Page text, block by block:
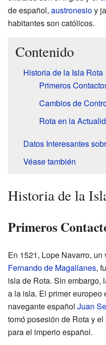
de español, austronesioy
habitantes son católicos.
Contenido
Historia de la Isla Rota
Primeros
Cambios de
Rota en la
Datos Interesantes
Véase también
Historia de la
Primeros
En 1521, Lope Navarro,
Fernando de Magallanes,
isla de Rota. Sin embargo,
a la isla. El primer europeo
navegante español Juan
tomó posesión de Rota y
para el imperio español.